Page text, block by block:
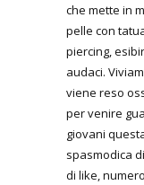
che mette in
pelle con
piercing,
audaci.
viene reso
per venire
giovani
spasmodica
di like,